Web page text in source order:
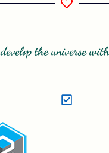
develop the universe